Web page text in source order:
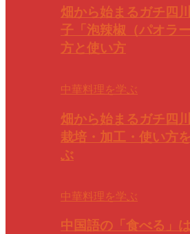
畑から始まるガチ四
子「泡辣椒（パオラ
方と使い方
中華料理を学ぶ
畑から始まるガチ四
栽培・加工・使い方
ぶ
中華料理を学ぶ
中国語の「食べる」